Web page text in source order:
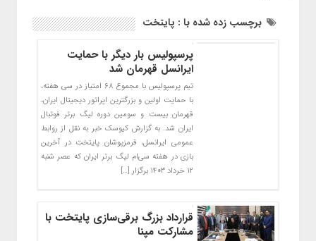
برچسب زده شده با : پایتخت
پرسپولیس بار دیگر با حمایت
ایرانسل قهرمان شد
تیم پرسپولیس با مجموع ۶۸ امتیاز در سی هفته،
با حمایت اولین و بزرگترین اپراتور دیجیتال ایران،
قهرمان بیست و سومین دوره لیگ برتر فوتبال
ایران شد. به گزارش کیوسک خبر به نقل از روابط
عمومی ایرانسل، قرمزپوشان پایتخت در آخرین
بازی در هفته سی‌ام لیگ برتر ایران که عصر شنبه
۱۲ خرداد ۱۴۰۳ برگزار […]
قرارداد بزرگ برقی‌سازی پایتخت با
مشارکت مپنا